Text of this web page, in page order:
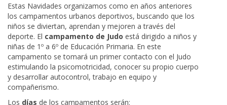
Estas Navidades organizamos como en años anteriores
los campamentos urbanos deportivos, buscando que los
niños se diviertan, aprendan y mejoren a través del
deporte. El campamento de Judo está dirigido a niños y
niñas de 1º a 6º de Educación Primaria. En este
campamento se tomará un primer contacto con el Judo
estimulando la psicomotricidad, conocer su propio cuerpo
y desarrollar autocontrol, trabajo en equipo y
compañerismo.
Los días de los campamentos serán: